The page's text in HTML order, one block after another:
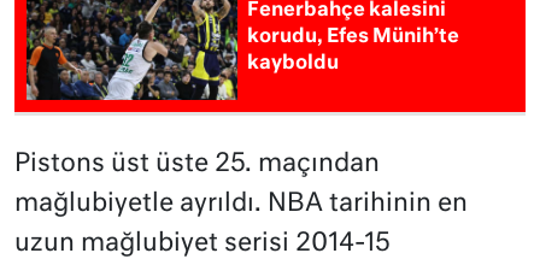
Fenerbahçe kalesini
korudu, Efes Münih’te
kayboldu
Pistons üst üste 25. maçından
mağlubiyetle ayrıldı. NBA tarihinin en
uzun mağlubiyet serisi 2014-15